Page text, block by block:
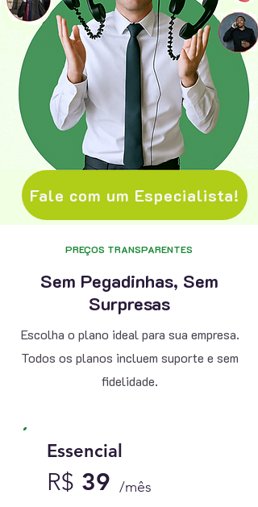
Fale com um Especialista!
PREÇOS TRANSPARENTES
Sem Pegadinhas, Sem
Surpresas
Escolha o plano ideal para sua empresa.
Todos os planos incluem suporte e sem
fidelidade.
Essencial
R$ 39 /mês